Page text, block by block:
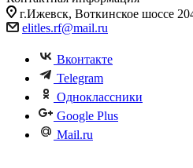
г.Ижевск, Воткинское шоссе
elitles.rf@mail.ru
Вконтакте
Telegram
Одноклассники
Google Plus
Mail.ru